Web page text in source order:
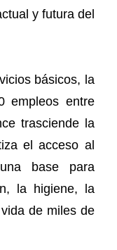
y futura del
básicos, la
empleos entre
trasciende la
el acceso al
base para
la higiene, la
de miles de